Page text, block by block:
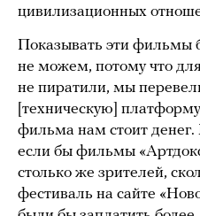
цивилизационных
Показывать эти фильмы
не можем, потому что
не пиратили, мы
[техническую]
фильма нам стоит
если бы фильмы
столько же зрителей,
фестиваль на сайте